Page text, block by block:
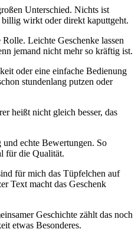
Unterschied. Nichts ist
billig wirkt oder direkt kaputtgeht.
Leichte Geschenke lassen
jemand nicht mehr so kräftig ist.
oder eine einfache Bedienung
stundenlang putzen oder
heißt nicht gleich besser, das
echte Bewertungen. So
für die Qualität.
für mich das Tüpfelchen auf
Text macht das Geschenk
Geschichte zählt das noch
etwas Besonderes.